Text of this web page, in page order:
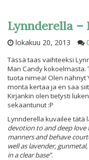
Lynnderella –
lokakuu 20, 2013
Tässä taas vaihteeksi
Man Candy kokoelmasta.
tuota nimeä! Olen nähnyt
monta kertaa ja en saa
Kirjankin olen tietysti
sekaantunut :P
Lynnderella kuvailee tätä
devotion to and deep love
manners and behave
well as lavender,
in a clear base”.